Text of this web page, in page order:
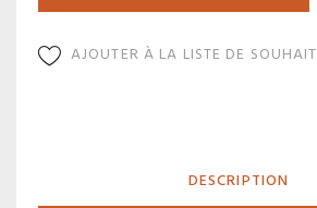
AJOUTER À LA LISTE DE SOUHAIT
DESCRIPTION